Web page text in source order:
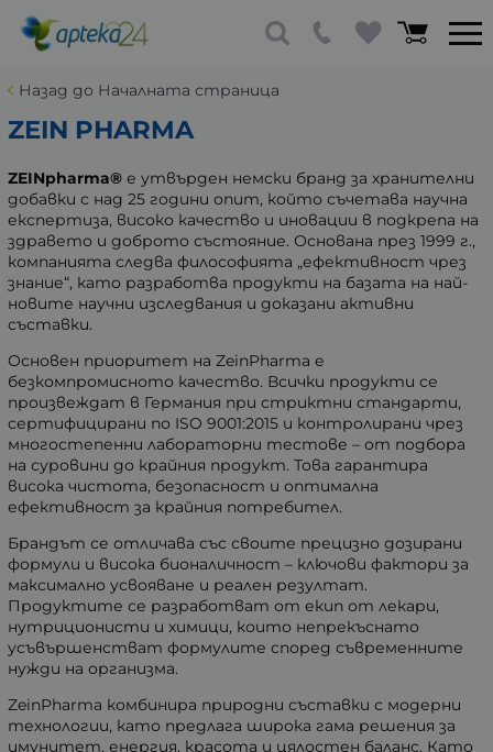
Назад до Началната страница
ZEIN PHARMA
ZEINpharma® е утвърден немски бранд за хранителни
добавки с над 25 години опит, който съчетава научна
експертиза, високо качество и иновации в подкрепа на
здравето и доброто състояние. Основана през 1999 г.,
компанията следва философията „ефективност чрез
знание“, като разработва продукти на базата на най-
новите научни изследвания и доказани активни
съставки.
Основен приоритет на ZeinPharma е
безкомпромисното качество. Всички продукти се
произвеждат в Германия при стриктни стандарти,
сертифицирани по ISO 9001:2015 и контролирани чрез
многостепенни лабораторни тестове – от подбора
на суровини до крайния продукт. Това гарантира
висока чистота, безопасност и оптимална
ефективност за крайния потребител.
Брандът се отличава със своите прецизно дозирани
формули и висока бионаличност – ключови фактори за
максимално усвояване и реален резултат.
Продуктите се разработват от екип от лекари,
нутриционисти и химици, които непрекъснато
усъвършенстват формулите според съвременните
нужди на организма.
ZeinPharma комбинира природни съставки с модерни
технологии, като предлага широка гама решения за
имунитет, енергия, красота и цялостен баланс. Като